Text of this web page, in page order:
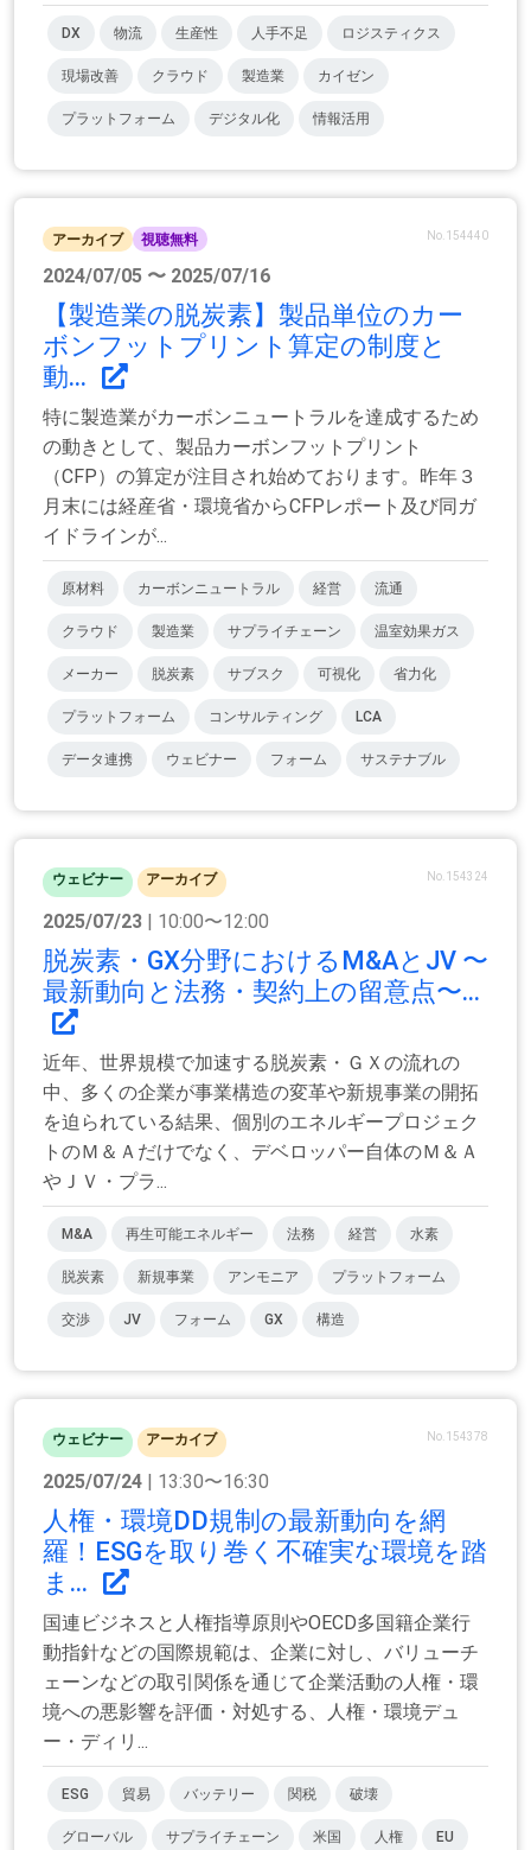
DX 物流 生産性 人手不足 ロジスティクス
現場改善 クラウド 製造業 カイゼン
プラットフォーム デジタル化 情報活用
アーカイブ 視聴無料 No.154440
2024/07/05 〜 2025/07/16
【製造業の脱炭素】製品単位のカー
ボンフットプリント算定の制度と
動...
特に製造業がカーボンニュートラルを達成するため
の動きとして、製品カーボンフットプリント
（CFP）の算定が注目され始めております。昨年３
月末には経産省・環境省からCFPレポート及び同ガ
イドラインが...
原材料 カーボンニュートラル 経営 流通
クラウド 製造業 サプライチェーン 温室効果ガス
メーカー 脱炭素 サブスク 可視化 省力化
プラットフォーム コンサルティング LCA
データ連携 ウェビナー フォーム サステナブル
ウェビナー アーカイブ No.154324
2025/07/23 | 10:00〜12:00
脱炭素・GX分野におけるM&AとJV 〜
最新動向と法務・契約上の留意点〜...
近年、世界規模で加速する脱炭素・ＧＸの流れの
中、多くの企業が事業構造の変革や新規事業の開拓
を迫られている結果、個別のエネルギープロジェク
トのＭ＆Ａだけでなく、デベロッパー自体のＭ＆Ａ
やＪＶ・プラ...
M&A 再生可能エネルギー 法務 経営 水素
脱炭素 新規事業 アンモニア プラットフォーム
交渉 JV フォーム GX 構造
ウェビナー アーカイブ No.154378
2025/07/24 | 13:30〜16:30
人権・環境DD規制の最新動向を網
羅！ESGを取り巻く不確実な環境を踏
ま...
国連ビジネスと人権指導原則やOECD多国籍企業行
動指針などの国際規範は、企業に対し、バリューチ
ェーンなどの取引関係を通じて企業活動の人権・環
境への悪影響を評価・対処する、人権・環境デュ
ー・ディリ...
ESG 貿易 バッテリー 関税 破壊
グローバル サプライチェーン 米国 人権 EU